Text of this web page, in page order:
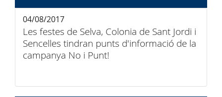
Les festes de Selva, Colonia de Sant Jordi i
Sencelles tindran punts d'informació de la
campanya No i Punt!
04/08/2017